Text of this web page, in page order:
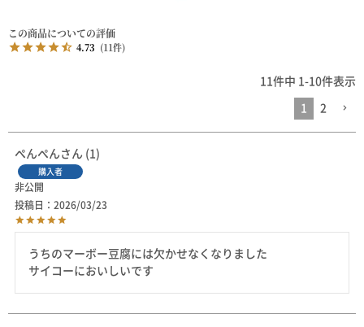
4.73 11
11 件中 1 -10件表示
1 2
ぺんぺん 1
購入者
非公開
投稿日
2026/03/23
うちのマーボー豆腐には欠かせなくなりました
サイコーにおいしいです